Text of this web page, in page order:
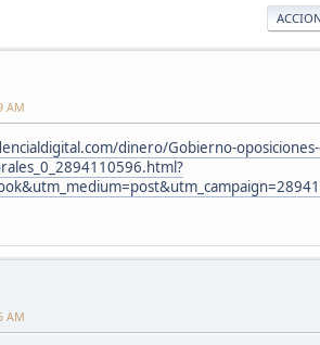
AM
dinero/Gobierno-oposiciones-
AM